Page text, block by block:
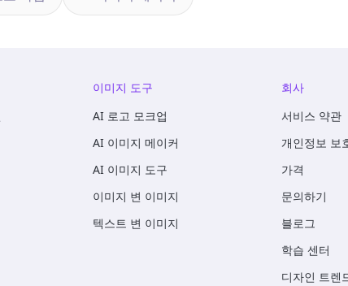
이미지 도구
AI 로고 모크업
AI 이미지 메이커
AI 이미지 도구
이미지 변 이미지
텍스트 변 이미지
회사
서비스 약관
개인정보 보
가격
문의하기
블로그
학습 센터
디자인 트렌